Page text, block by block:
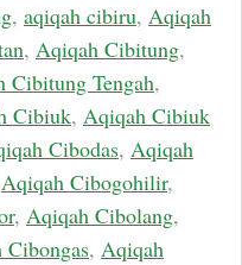
, aqiqah cibiru, Aqiqah
, Aqiqah Cibitung,
Cibitung Tengah,
Cibiuk, Aqiqah Cibiuk
Cibodas, Aqiqah
Aqiqah Cibogohilir,
, Aqiqah Cibolang,
, Aqiqah